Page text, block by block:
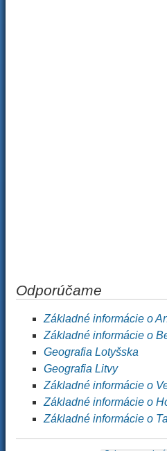
Odporúčame
Základné informácie o
Základné informácie o
Geografia Lotyšska
Geografia Litvy
Základné informácie o
Základné informácie o
Základné informácie o